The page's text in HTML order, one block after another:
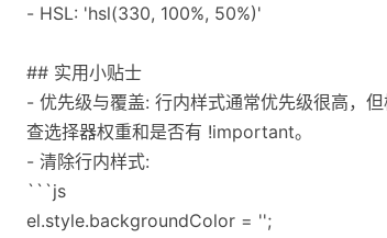
- HSL: 'hsl(330, 100%, 50%)'
## 实用小贴士
- 优先级与覆盖: 行内样式通常优先级很高，
查选择器权重和是否有 !important。
- 清除行内样式:
```js
el.style.backgroundColor = '';